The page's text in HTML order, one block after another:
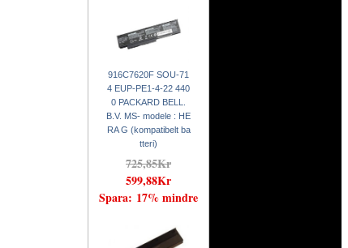
916C7620F SOU-71
4 EUP-PE1-4-22 440
0 PACKARD BELL.
B.V. MS- modele : HE
RA G (kompatibelt ba
tteri)
725,85Kr
599,88Kr
Spara: 17% mindre